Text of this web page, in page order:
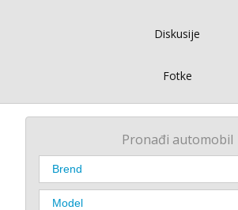
Diskusije
Fotke
Pronađi automobil